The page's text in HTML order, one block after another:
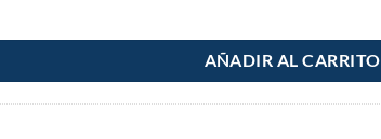
AÑADIR AL CARRITO